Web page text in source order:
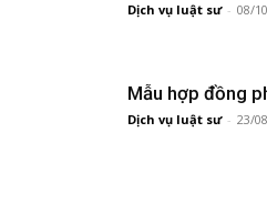
Dịch vụ luật sư - 08/
Mẫu hợp đồng
Dịch vụ luật sư - 23/